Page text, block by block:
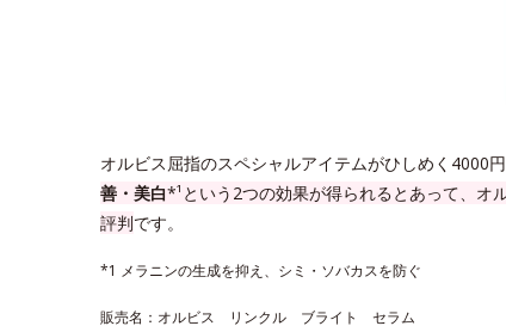
オルビス屈指のスペシャルアイテムがひしめく4000
善・美白*¹という2つの効果が得られるとあって、オ
評判です。
*1 メラニンの生成を抑え、シミ・ソバカスを防ぐ
販売名：オルビス リンクル ブライト セラム